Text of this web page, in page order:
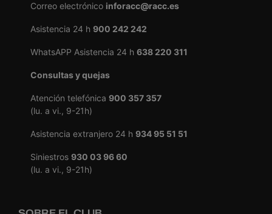
Correo electrónico inforacc@racc.es
Asistencia 24 h 900 242 242
WhatsAPP Asistencia 24 h 638 220 311
Consultas y quejas
Atención telefónica 900 357 357
(lu. a vi., 9-21h)
Asistencia extranjero 24 h 934 95 51 51
Siniestros 930 03 96 60
(lu. a vi., 9-21h)